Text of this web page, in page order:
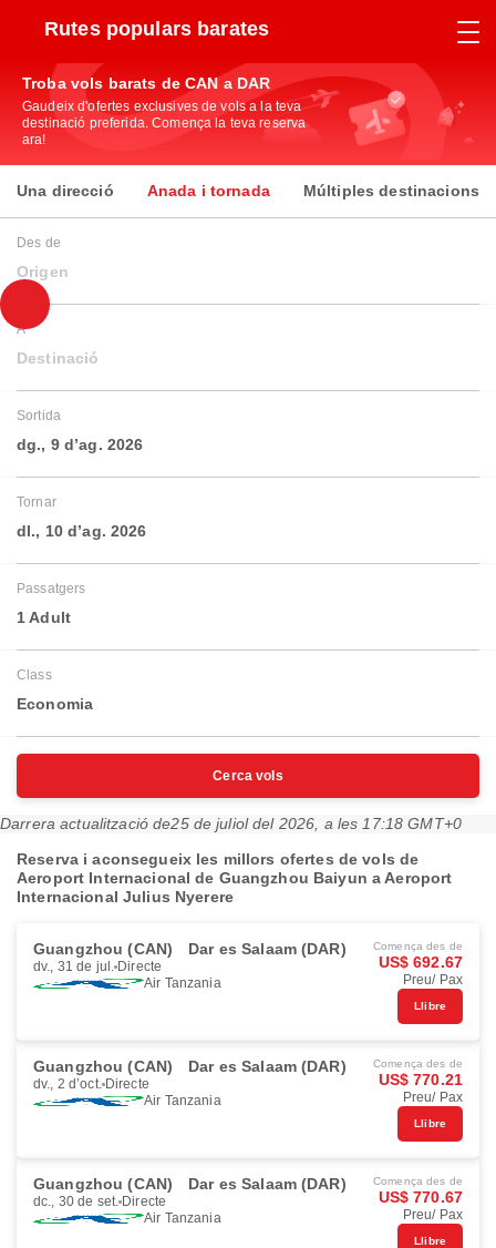
Rutes populars barates
Troba vols barats de CAN a DAR
Gaudeix d'ofertes exclusives de vols a la teva
destinació preferida. Comença la teva reserva
ara!
Una direcció Anada i tornada Múltiples destinacions
Des de
Origen
A
Destinació
Sortida
dg., 9 d’ag. 2026
Tornar
dl., 10 d’ag. 2026
Passatgers
1 Adult
Class
Economia
Cerca vols
Darrera actualització de25 de juliol del 2026, a les 17:18 GMT+0
Reserva i aconsegueix les millors ofertes de vols de
Aeroport Internacional de Guangzhou Baiyun a Aeroport
Internacional Julius Nyerere
Guangzhou (CAN) Dar es Salaam (DAR)
dv., 31 de jul. Directe
Air Tanzania
Comença des de
US$ 692.67
Preu/ Pax
Llibre
Guangzhou (CAN) Dar es Salaam (DAR)
dv., 2 d’oct. Directe
Air Tanzania
Comença des de
US$ 770.21
Preu/ Pax
Llibre
Guangzhou (CAN) Dar es Salaam (DAR)
dc., 30 de set. Directe
Air Tanzania
Comença des de
US$ 770.67
Preu/ Pax
Llibre